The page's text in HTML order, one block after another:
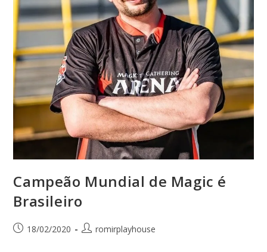
Campeão Mundial de Magic é
Brasileiro
18/02/2020 romirplayhouse